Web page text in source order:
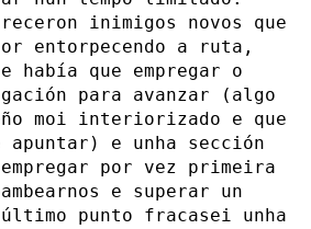
inimigos novos que
entorpecendo a ruta,
había que empregar o
para avanzar (algo
moi interiorizado e que
apuntar) e unha sección
por vez primeira
e superar un
punto fracasei unha